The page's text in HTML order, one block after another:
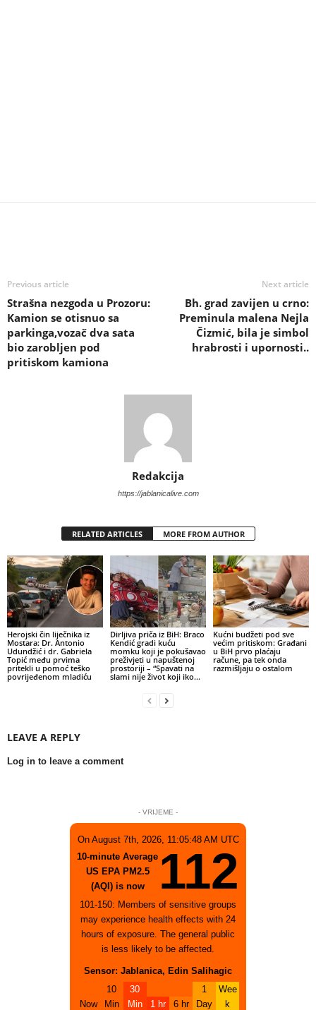
Previous article
Strašna nezgoda u Prozoru:
Kamion se otisnuo sa
parkinga,vozač dva sata
bio zarobljen pod
pritiskom kamiona
Next article
Bh. grad zavijen u crno:
Preminula malena Nejla
Čizmić, bila je simbol
hrabrosti i upornosti..
Redakcija
https://jablanicalive.com
RELATED ARTICLES MORE FROM AUTHOR
Herojski čin liječnika iz
Mostara: Dr. Antonio
Udundžić i dr. Gabriela
Topić među prvima
pritekli u pomoć teško
povrijeđenom mladiću
Dirljiva priča iz BiH: Braco
Kendić gradi kuću
momku koji je pokušavao
preživjeti u napuštenoj
prostoriji – “Spavati na
slami nije život koji iko...
Kućni budžeti pod sve
većim pritiskom: Građani
u BiH prvo plaćaju
račune, pa tek onda
razmišljaju o ostalom
LEAVE A REPLY
Log in to leave a comment
- VRIJEME -
On August 7th, 2026, 11:05:48 AM UTC
10-minute Average
US EPA PM2.5
(AQI) is now
112
101-150: Members of sensitive groups
may experience health effects with 24
hours of exposure. The general public
is less likely to be affected.
Sensor: Jablanica, Edin Salihagic
Now
10
Min
30
Min
1 hr
6 hr
1
Day
Wee
k